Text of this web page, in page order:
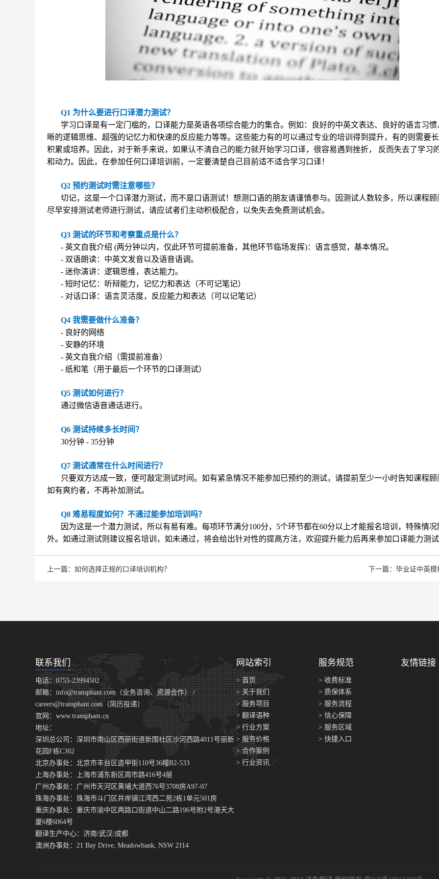
Q1 为什么要进行口译潜力测试？
学习口译是有一定门槛的，口译能力是英语各项综合能力的集合。例如：良好的中英文表达、良好的语言习惯
晰的逻辑思维、超强的记忆力和快速的反应能力等等。这些能力有的可以通过专业的培训得到提升，有的则需要
积累或培养。因此，对于新手来说，如果认不清自己的能力就开始学习口译，很容易遇到挫折， 反而失去了学习
和动力。因此，在参加任何口译培训前，一定要清楚自己目前适不适合学习口译！
Q2 预约测试时需注意哪些？
切记，这是一个口译潜力测试，而不是口语测试！想测口语的朋友请谨慎参与。因测试人数较多，所以课程顾
尽早安排测试老师进行测试，请应试者们主动积极配合，以免失去免费测试机会。
Q3 测试的环节和考察重点是什么？
- 英文自我介绍 (两分钟以内，仅此环节可提前准备，其他环节临场发挥)：语言感觉，基本情况。
- 双语朗读：中英文发音以及语音语调。
- 迷你演讲：逻辑思维，表达能力。
- 短时记忆：听辩能力，记忆力和表达（不可记笔记）
- 对话口译：语言灵活度，反应能力和表达（可以记笔记）
Q4 我需要做什么准备？
- 良好的网络
- 安静的环境
- 英文自我介绍（需提前准备）
- 纸和笔（用于最后一个环节的口译测试）
Q5 测试如何进行？
通过微信语音通话进行。
Q6 测试持续多长时间？
30分钟 - 35分钟
Q7 测试通常在什么时间进行？
只要双方达成一致，便可敲定测试时间。如有紧急情况不能参加已预约的测试，请提前至少一小时告知课程顾
如有爽约者，不再补加测试。
Q8 难易程度如何？不通过能参加培训吗？
因为这是一个潜力测试，所以有易有难。每项环节满分100分，5个环节都在60分以上才能报名培训，特殊情况
外。如通过测试则建议报名培训，如未通过，将会给出针对性的提高方法，欢迎提升能力后再来参加口译能力测试
上一篇：如何选择正规的口译培训机构？ 下一篇：毕业证中英
联系我们
电话：0755-23994502
邮箱：info@transphant.com（业务咨询、资源合作） /
careers@transphant.com（简历投递）
官网：www.transphant.cn
地址：
深圳总公司：深圳市南山区西丽街道新围社区沙河西路4011号丽新
花园F栋C302
北京办事处：北京市丰台区造甲街110号36幢B2-533
上海办事处：上海市浦东新区周市路416号4层
广州办事处：广州市天河区黄埔大道西76号3708房A97-07
珠海办事处：珠海市斗门区井岸镇江湾西二苑2栋1单元501房
重庆办事处：重庆市渝中区两路口街道中山二路196号附2号港天大
厦6楼6064号
翻译生产中心：济南/武汉/成都
澳洲办事处：21 Bay Drive, Meadowbank, NSW 2114
网站索引
> 首页
> 关于我们
> 服务项目
> 翻译语种
> 行业方案
> 服务价格
> 合作案例
> 行业资讯
服务规范
> 收费标准
> 质保体系
> 服务流程
> 信心保障
> 服务区域
> 快捷入口
友情链接